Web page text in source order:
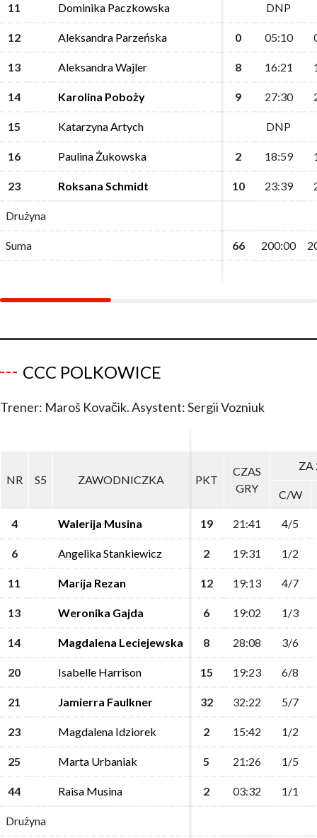
11 Dominika Paczkowska DNP
12 Aleksandra Parzeńska 0 05:10
13 Aleksandra Wajler 8 16:21
14 Karolina Poboży 9 27:30
15 Katarzyna Artych DNP
16 Paulina Żukowska 2 18:59
23 Roksana Schmidt 10 23:39
Drużyna
Suma 66 200:00
11 Dominika Paczkowska DNP
12 Aleksandra Parzeńska 0 05:10
13 Aleksandra Wajler 8 16:21
14 Karolina Poboży 9 27:30
15 Katarzyna Artych DNP
16 Paulina Żukowska 2 18:59
23 Roksana Schmidt 10 23:39
Drużyna
Suma 66 200:00
CCC POLKOWICE
Trener: Maroš Kovačik. Asystent: Sergii Vozniuk
NR S5 ZAWODNICZKA PKT
CZAS
GRY
ZA
C/W
4 Walerija Musina 19 21:41 4/5
6 Angelika Stankiewicz 2 19:31 1/2
11 Marija Rezan 12 19:13 4/7
13 Weronika Gajda 6 19:02 1/3
14 Magdalena Leciejewska 8 28:08 3/6
20 Isabelle Harrison 15 19:23 6/8
21 Jamierra Faulkner 32 32:22 5/7
23 Magdalena Idziorek 2 15:42 1/2
25 Marta Urbaniak 5 21:26 1/5
44 Raisa Musina 2 03:32 1/1
Drużyna
NR S5 ZAWODNICZKA PKT
CZAS
GRY
ZA
C/W
4 Walerija Musina 19 21:41 4/5
6 Angelika Stankiewicz 2 19:31 1/2
11 Marija Rezan 12 19:13 4/7
13 Weronika Gajda 6 19:02 1/3
14 Magdalena Leciejewska 8 28:08 3/6
20 Isabelle Harrison 15 19:23 6/8
21 Jamierra Faulkner 32 32:22 5/7
23 Magdalena Idziorek 2 15:42 1/2
25 Marta Urbaniak 5 21:26 1/5
44 Raisa Musina 2 03:32 1/1
Drużyna